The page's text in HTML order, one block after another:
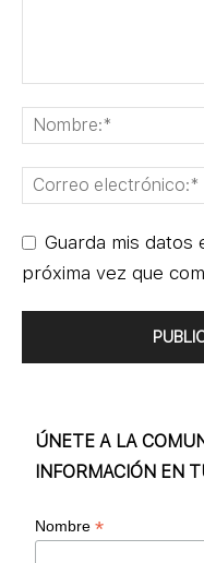
Guarda mis datos
próxima vez que
ÚNETE A LA
INFORMACIÓN EN
Nombre*